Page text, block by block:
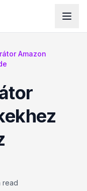
Amazon
read